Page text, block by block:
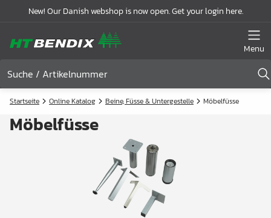
New! Our Danish webshop is now open. Get your login here.
Menu
Startseite Online Katalog Beine, Füsse & Untergestelle Möbelfüsse
Möbelfüsse